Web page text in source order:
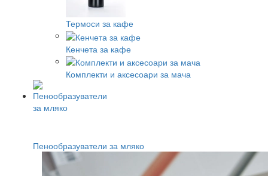
Термоси за кафе
Кенчета за кафе
Комплекти и аксесоари за мача
Пенообразуватели за мляко